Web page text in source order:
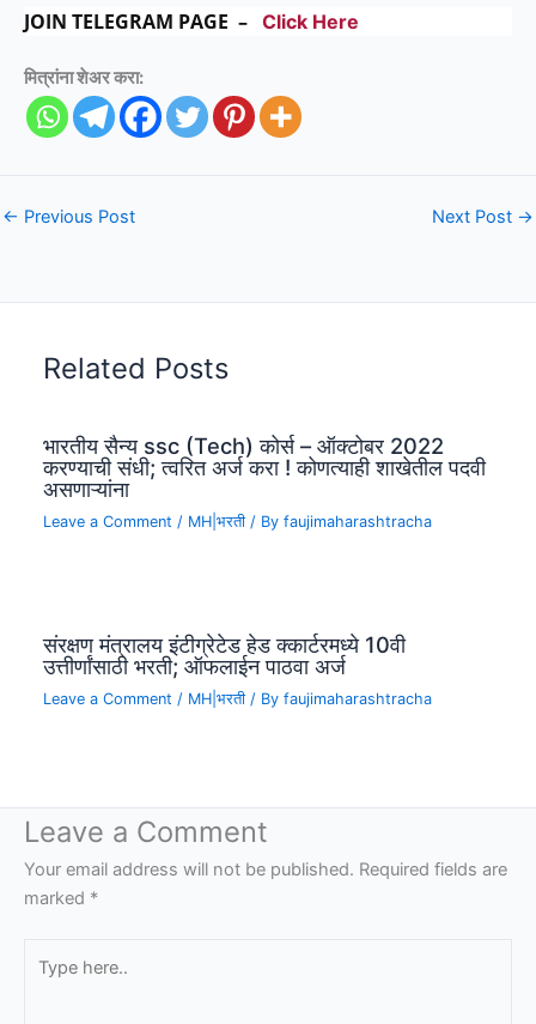
JOIN TELEGRAM PAGE – Click Here
मित्रांना शेअर करा:
← Previous Post Next Post →
Related Posts
भारतीय सैन्य ssc (Tech) कोर्स – ऑक्टोबर 2022
करण्याची संधी; त्वरित अर्ज करा ! कोणत्याही शाखेतील पदवी
असणाऱ्यांना
Leave a Comment / MH|भरती / Byfaujimaharashtracha
संरक्षण मंत्रालय इंटीग्रेटेड हेड क्कार्टरमध्ये 10वी
उत्तीर्णांसाठी भरती; ऑफलाईन पाठवा अर्ज
Leave a Comment / MH|भरती / Byfaujimaharashtracha
Leave a Comment
Your email address will not be published. Required fields are
marked *
here..